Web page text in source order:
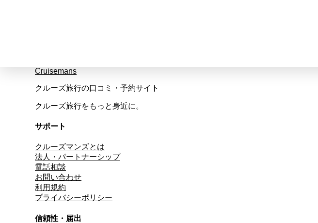
Cruisemans
クルーズ旅行の口コミ・予約サイト
クルーズ旅行をもっと身近に。
サポート
クルーズマンズとは
法人・パートナーシップ
電話相談
お問い合わせ
利用規約
プライバシーポリシー
信頼性・届出